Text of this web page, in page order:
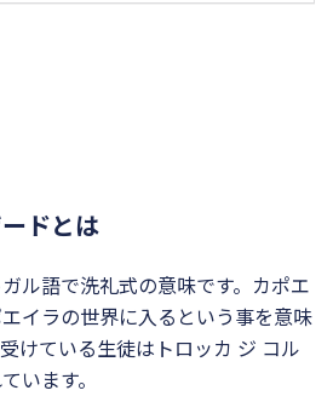
ドとは
ル語で洗礼式の意味です。カポエ
イラの世界に入るという事を意味
けている生徒はトロッカ ジ コル
います。